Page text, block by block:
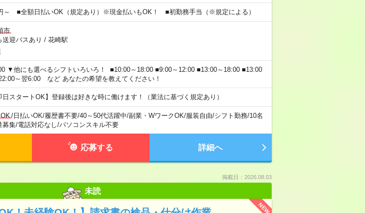
～ ■全額日払いOK（規定あり）※現金払いもOK！ ■初勤務手当（※規定による）
市
送迎バスあり / 花崎駅
▼他にも選べるシフトいろいろ！ ■10:00～18:00 ■9:00～12:00 ■13:00～18:00 ■13:00
～翌6:00 など あなたの希望を教えてください！
日スタートOK】登録後は好きな時に働けます！（業法に基づく規定あり）
/日払いOK/履歴書不要/40～50代活躍中/副業・WワークOK/服装自由/シフト勤務/10名
募集/電話対応なし/パソコンスキル不要
応募する 詳細へ
掲載日：2026.08.03
未読
NEW